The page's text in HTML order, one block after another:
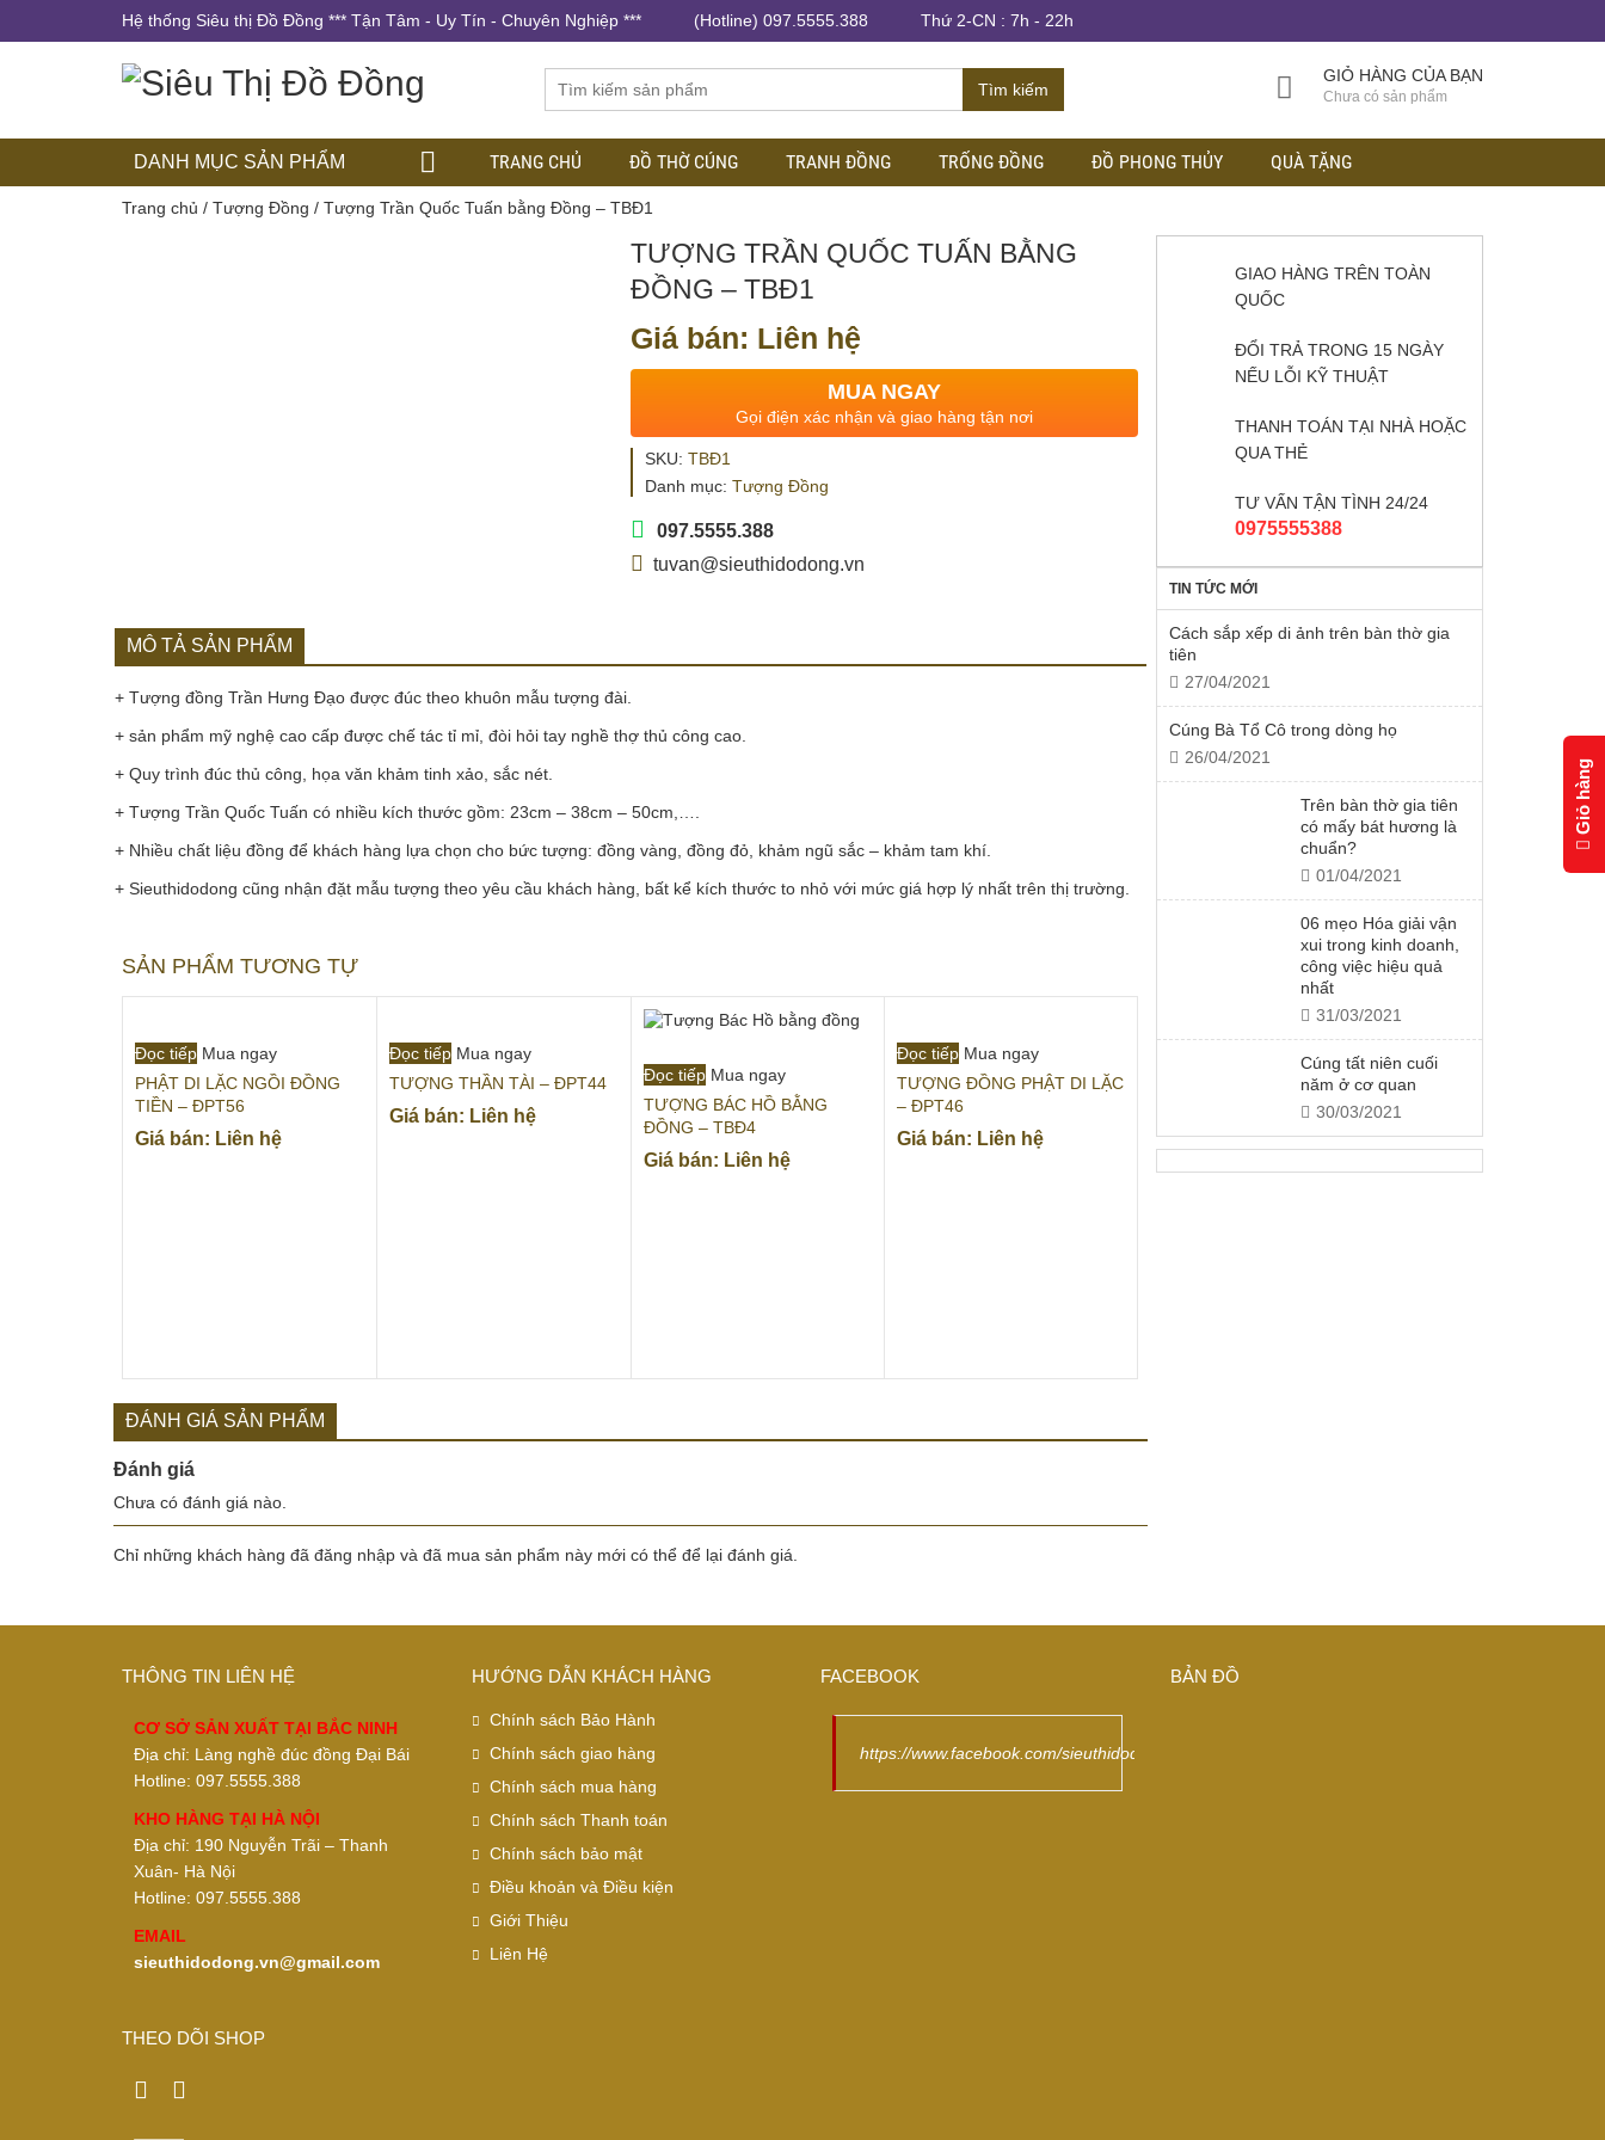
Hệ thống Siêu thị Đồ Đồng *** Tận Tâm - Uy Tín - Chuyên Nghiệp *** (Hotline) 097.5555.388 Thứ 2-CN : 7h - 22h
Tìm kiếm
GIỎ HÀNG CỦA BẠN
Chưa có sản phẩm
DANH MỤC SẢN PHẨM TRANG CHỦ ĐỒ THỜ CÚNG TRANH ĐỒNG TRỐNG ĐỒNG ĐỒ PHONG THỦY QUÀ TẶNG
Trang chủ / Tượng Đồng / Tượng Trần Quốc Tuấn bằng Đồng – TBĐ1
TƯỢNG TRẦN QUỐC TUẤN BẰNG
ĐỒNG – TBĐ1
Giá bán: Liên hệ
MUA NGAY
Gọi điện xác nhận và giao hàng tận nơi
SKU: TBĐ1
Danh mục: Tượng Đồng
097.5555.388
tuvan@sieuthidodong.vn
MÔ TẢ SẢN PHẨM
+ Tượng đồng Trần Hưng Đạo được đúc theo khuôn mẫu tượng đài.
+ sản phẩm mỹ nghệ cao cấp được chế tác tỉ mỉ, đòi hỏi tay nghề thợ thủ công cao.
+ Quy trình đúc thủ công, họa văn khảm tinh xảo, sắc nét.
+ Tượng Trần Quốc Tuấn có nhiều kích thước gồm: 23cm – 38cm – 50cm,….
+ Nhiều chất liệu đồng để khách hàng lựa chọn cho bức tượng: đồng vàng, đồng đỏ, khảm ngũ sắc – khảm tam khí.
+ Sieuthidodong cũng nhận đặt mẫu tượng theo yêu cầu khách hàng, bất kể kích thước to nhỏ với mức giá hợp lý nhất trên thị trường.
SẢN PHẨM TƯƠNG TỰ
Đọc tiếp Mua ngay
PHẬT DI LẶC NGỒI ĐỒNG
TIỀN – ĐPT56
Giá bán: Liên hệ
Đọc tiếp Mua ngay
TƯỢNG THẦN TÀI – ĐPT44
Giá bán: Liên hệ
Đọc tiếp Mua ngay
TƯỢNG BÁC HỒ BẰNG
ĐỒNG – TBĐ4
Giá bán: Liên hệ
Đọc tiếp Mua ngay
TƯỢNG ĐỒNG PHẬT DI LẶC
– ĐPT46
Giá bán: Liên hệ
ĐÁNH GIÁ SẢN PHẨM
Đánh giá
Chưa có đánh giá nào.
Chỉ những khách hàng đã đăng nhập và đã mua sản phẩm này mới có thể để lại đánh giá.
GIAO HÀNG TRÊN TOÀN
QUỐC
ĐỔI TRẢ TRONG 15 NGÀY
NẾU LỖI KỸ THUẬT
THANH TOÁN TẠI NHÀ HOẶC
QUA THẺ
TƯ VẤN TẬN TÌNH 24/24
0975555388
TIN TỨC MỚI
Cách sắp xếp di ảnh trên bàn thờ gia
tiên
27/04/2021
Cúng Bà Tổ Cô trong dòng họ
26/04/2021
Trên bàn thờ gia tiên
có mấy bát hương là
chuẩn?
01/04/2021
06 mẹo Hóa giải vận
xui trong kinh doanh,
công việc hiệu quả
nhất
31/03/2021
Cúng tất niên cuối
năm ở cơ quan
30/03/2021
THÔNG TIN LIÊN HỆ
CƠ SỞ SẢN XUẤT TẠI BẮC NINH
Địa chỉ: Làng nghề đúc đồng Đại Bái
Hotline: 097.5555.388
KHO HÀNG TẠI HÀ NỘI
Địa chỉ: 190 Nguyễn Trãi – Thanh
Xuân- Hà Nội
Hotline: 097.5555.388
EMAIL
sieuthidodong.vn@gmail.com
THEO DÕI SHOP
HƯỚNG DẪN KHÁCH HÀNG
Chính sách Bảo Hành
Chính sách giao hàng
Chính sách mua hàng
Chính sách Thanh toán
Chính sách bảo mật
Điều khoản và Điều kiện
Giới Thiệu
Liên Hệ
FACEBOOK
https://www.facebook.com/sieuthidodongdep/
BẢN ĐỒ
Giỏ hàng